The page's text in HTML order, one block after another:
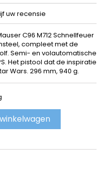
uw recensie
C96 M712 Schnellfeuer
compleet met de
Semi- en volautomatische
Het pistool dat de inspiratie
Wars. 296 mm, 940 g.